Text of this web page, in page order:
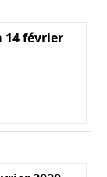
14 février